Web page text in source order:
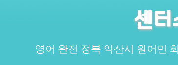
센터
영어 완전 정복 익산시 원어민